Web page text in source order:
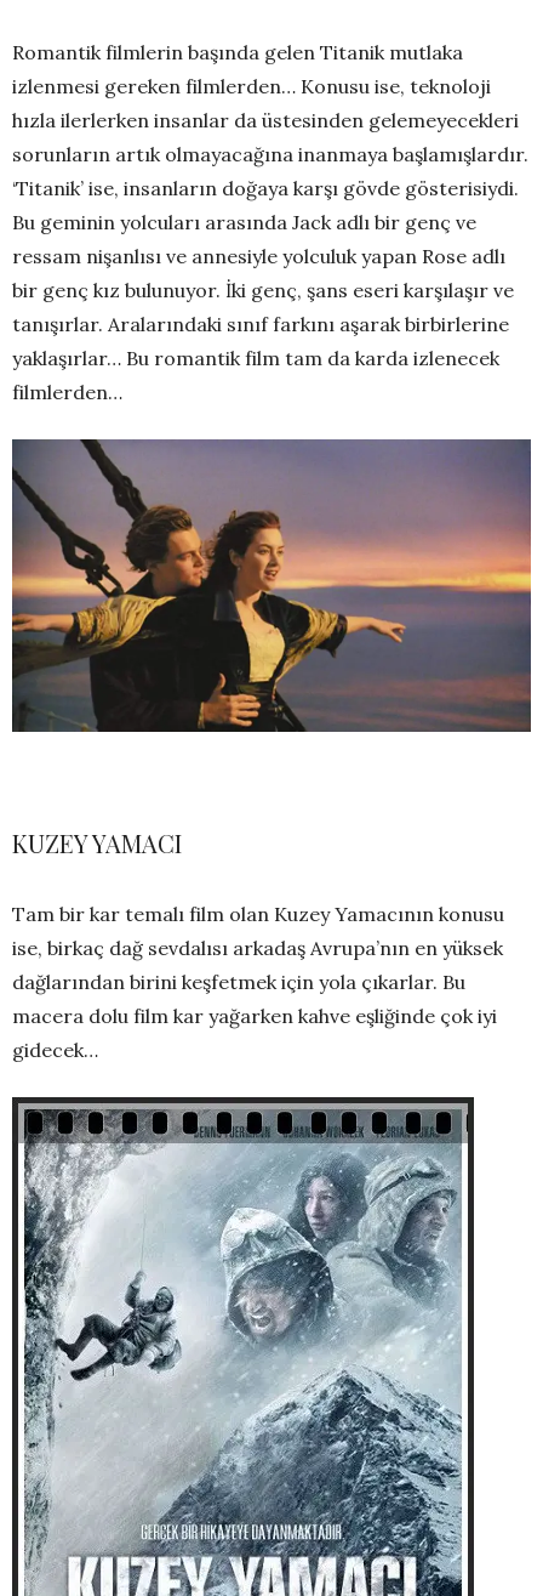
Romantik filmlerin başında gelen Titanik mutlaka
izlenmesi gereken filmlerden… Konusu ise, teknoloji
hızla ilerlerken insanlar da üstesinden gelemeyecekleri
sorunların artık olmayacağına inanmaya başlamışlardır.
‘Titanik’ ise, insanların doğaya karşı gövde gösterisiydi.
Bu geminin yolcuları arasında Jack adlı bir genç ve
ressam nişanlısı ve annesiyle yolculuk yapan Rose adlı
bir genç kız bulunuyor. İki genç, şans eseri karşılaşır ve
tanışırlar. Aralarındaki sınıf farkını aşarak birbirlerine
yaklaşırlar… Bu romantik film tam da karda izlenecek
filmlerden…
KUZEY YAMACI
Tam bir kar temalı film olan Kuzey Yamacının konusu
ise, birkaç dağ sevdalısı arkadaş Avrupa’nın en yüksek
dağlarından birini keşfetmek için yola çıkarlar. Bu
macera dolu film kar yağarken kahve eşliğinde çok iyi
gidecek…